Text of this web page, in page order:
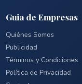
Guia de Empresas
Quiénes Somos
Publicidad
Términos y Condiciones
Política de Privacidad